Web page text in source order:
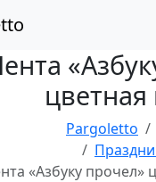
Pargoletto
«Азбуку прочел»